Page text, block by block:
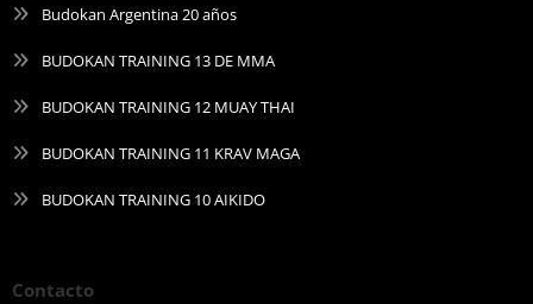
Budokan Argentina 20 años
BUDOKAN TRAINING 13 DE MMA
BUDOKAN TRAINING 12 MUAY THAI
BUDOKAN TRAINING 11 KRAV MAGA
BUDOKAN TRAINING 10 AIKIDO
Contacto